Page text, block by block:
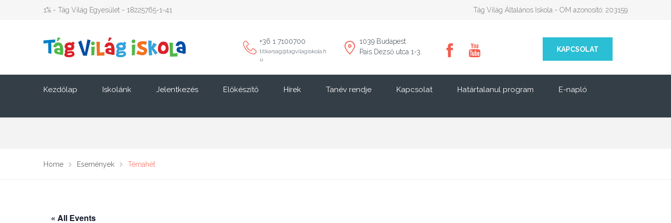
1% - Tág Világ Egyesület - 18225765-1-41 Tág Világ Általános Iskola - OM azonosító: 203159
+36 1 7100700
titkarsag@tagvilagiskola.h
u
1039 Budapest
Pais Dezső utca 1-3.
KAPCSOLAT
Kezdőlap Iskolánk Jelentkezés Előkészítő Hírek Tanév rendje Kapcsolat Határtalanul program E-napló
Home Események Témahét
« All Events